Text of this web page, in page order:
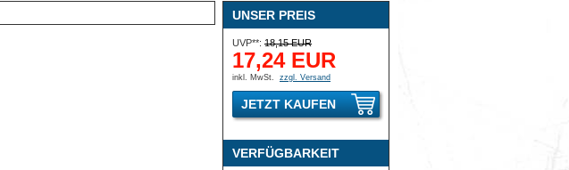
UNSER PREIS
UVP**: 18,15 EUR
17,24 EUR
inkl. MwSt. zzgl. Versand
JETZT KAUFEN
VERFÜGBARKEIT